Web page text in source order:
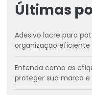
Últimas
Adesivo lacre para
organização eficiente
Entenda como as
proteger sua marca e